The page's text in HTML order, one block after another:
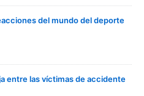
del mundo del deporte
entre las víctimas de accidente